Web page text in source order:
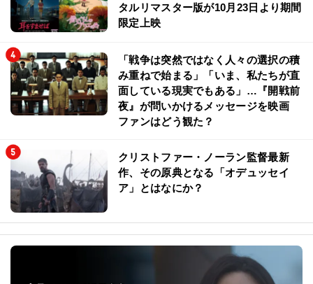
タルリマスター版が10月23日より期間
限定上映
「戦争は突然ではなく人々の選択の積
み重ねで始まる」「いま、私たちが直
面している現実でもある」…『開戦前
夜』が問いかけるメッセージを映画
ファンはどう観た？
クリストファー・ノーラン監督最新
作、その原典となる「オデュッセイ
ア」とはなにか？